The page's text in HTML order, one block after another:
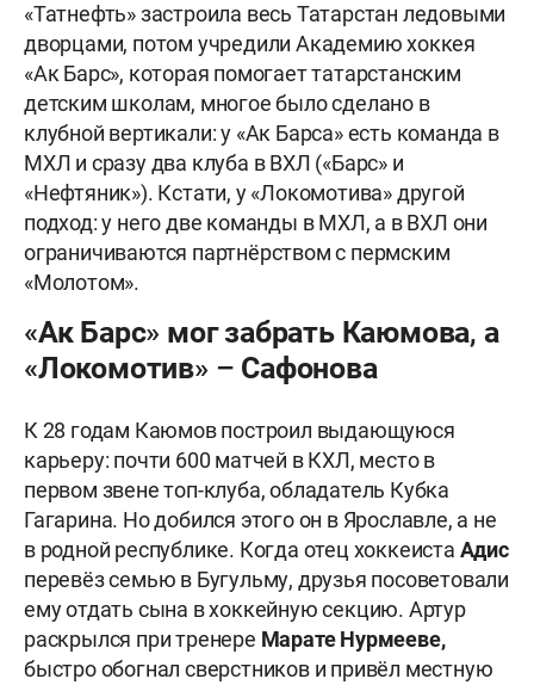
«Татнефть» застроила весь Татарстан ледовыми
дворцами, потом учредили Академию хоккея
«Ак Барс», которая помогает татарстанским
детским школам, многое было сделано в
клубной вертикали: у «Ак Барса» есть команда в
МХЛ и сразу два клуба в ВХЛ («Барс» и
«Нефтяник»). Кстати, у «Локомотива» другой
подход: у него две команды в МХЛ, а в ВХЛ они
ограничиваются партнёрством с пермским
«Молотом».
«Ак Барс» мог забрать Каюмова, а
«Локомотив» – Сафонова
К 28 годам Каюмов построил выдающуюся
карьеру: почти 600 матчей в КХЛ, место в
первом звене топ-клуба, обладатель Кубка
Гагарина. Но добился этого он в Ярославле, а не
в родной республике. Когда отец хоккеиста Адис
перевёз семью в Бугульму, друзья посоветовали
ему отдать сына в хоккейную секцию. Артур
раскрылся при тренере Марате Нурмееве,
быстро обогнал сверстников и привёл местную